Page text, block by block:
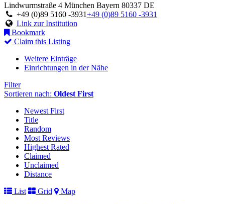
Lindwurmstraße 4 München Bayern 80337 DE
+49 (0)89 5160 -3931+49 (0)89 5160 -3931
Link zur Institution
Bookmark
Claim this Listing
Weitere Einträge
Einrichtungen in der Nähe
Filter
Sortieren nach: Oldest First
Newest First
Title
Random
Most Reviews
Highest Rated
Claimed
Unclaimed
Distance
List
Grid Map